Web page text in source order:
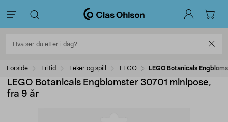
Forside Fritid Leker og spill LEGO LEGO Botanicals
LEGO Botanicals Engblomster 30701 minipose,
fra 9 år